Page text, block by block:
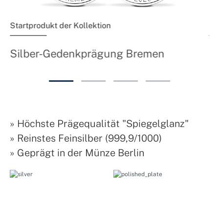
Startprodukt der Kollektion
Silber-Gedenkprägung Bremen
» Höchste Prägequalität "Spiegelglanz"
» Reinstes Feinsilber (999,9/1000)
» Geprägt in der Münze Berlin